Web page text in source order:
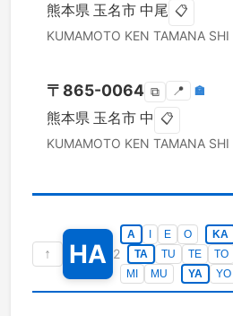
熊本県 玉名市 中尾 📋
KUMAMOTO KEN TAMANA SHI
〒 865-0064 ⧉ 📍 🏣
熊本県 玉名市 中 📋
KUMAMOTO KEN TAMANA SHI
↑ HA 2
A E O KA
TA
TU TE TO
MI
MU YA YO